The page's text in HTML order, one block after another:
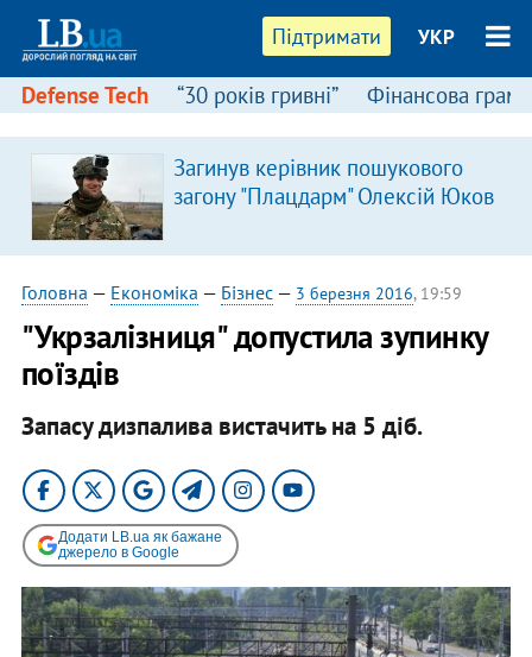
Підтримати УКР
Defense Tech “30 років гривні” Фінансова
Загинув керівник пошукового
загону "Плацдарм" Олексій Юков
Головна — Економіка — Бізнес— 3 березня 2016, 19:59
"Укрзалізниця" допустила зупинку
поїздів
Запасу дизпалива вистачить на 5 діб.
Додати LB.ua як бажане
джерело в Google